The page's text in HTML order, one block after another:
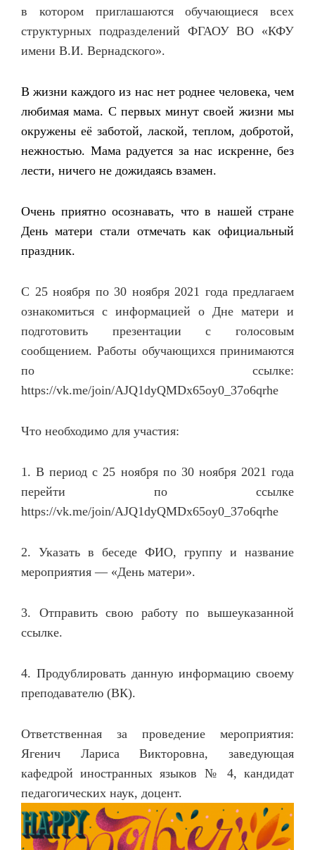
в котором приглашаются обучающиеся всех
структурных подразделений ФГАОУ ВО «КФУ
имени В.И. Вернадского».
В жизни каждого из нас нет роднее человека, чем
любимая мама. С первых минут своей жизни мы
окружены её заботой, лаской, теплом, добротой,
нежностью. Мама радуется за нас искренне, без
лести, ничего не дожидаясь взамен.
Очень приятно осознавать, что в нашей стране
День матери стали отмечать как официальный
праздник.
С 25 ноября по 30 ноября 2021 года предлагаем
ознакомиться с информацией о Дне матери и
подготовить презентации с голосовым
сообщением. Работы обучающихся принимаются
по ссылке:
https://vk.me/join/AJQ1dyQMDx65oy0_37o6qrhe
Что необходимо для участия:
1. В период с 25 ноября по 30 ноября 2021 года
перейти по ссылке
https://vk.me/join/AJQ1dyQMDx65oy0_37o6qrhe
2. Указать в беседе ФИО, группу и название
мероприятия — «День матери».
3. Отправить свою работу по вышеуказанной
ссылке.
4. Продублировать данную информацию своему
преподавателю (ВК).
Ответственная за проведение мероприятия:
Ягенич Лариса Викторовна, заведующая
кафедрой иностранных языков № 4, кандидат
педагогических наук, доцент.